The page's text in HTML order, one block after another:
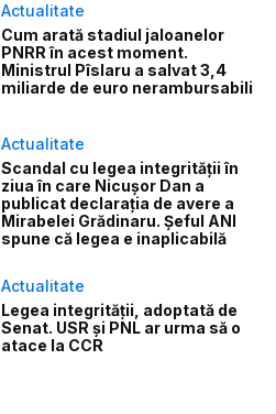
Actualitate
Cum arată stadiul jaloanelor
PNRR în acest moment.
Ministrul Pîslaru a salvat 3,4
miliarde de euro nerambursabili
Actualitate
Scandal cu legea integrității în
ziua în care Nicușor Dan a
publicat declarația de avere a
Mirabelei Grădinaru. Șeful ANI
spune că legea e inaplicabilă
Actualitate
Legea integrității, adoptată de
Senat. USR și PNL ar urma să o
atace la CCR